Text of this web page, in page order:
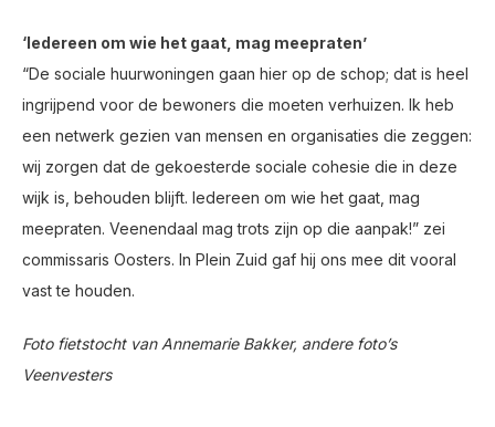
‘Iedereen om wie het gaat, mag meepraten’
“De sociale huurwoningen gaan hier op de schop; dat is heel
ingrijpend voor de bewoners die moeten verhuizen. Ik heb
een netwerk gezien van mensen en organisaties die zeggen:
wij zorgen dat de gekoesterde sociale cohesie die in deze
wijk is, behouden blijft. Iedereen om wie het gaat, mag
meepraten. Veenendaal mag trots zijn op die aanpak!” zei
commissaris Oosters. In Plein Zuid gaf hij ons mee dit vooral
vast te houden.
Foto fietstocht van Annemarie Bakker, andere foto’s
Veenvesters